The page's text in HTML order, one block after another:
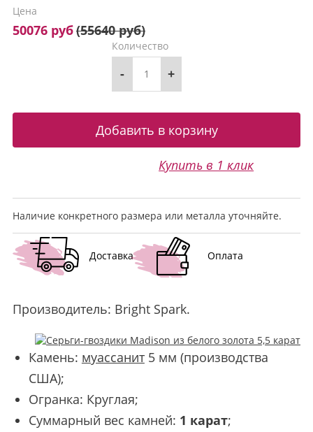
Цена
50076 руб(55640 руб)
Количество
- +
Купить в 1 клик
Наличие конкретного размера или металла уточняйте.
Доставка Оплата
Производитель: Bright Spark.
Камень: муассанит5 мм (производства
США);
Огранка: Круглая;
Суммарный вес камней: 1 карат;